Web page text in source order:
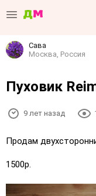
Сава
Москва, Россия
Пуховик
9 лет назад
Продам
1500р.